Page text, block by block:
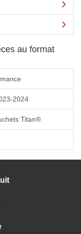
au format
2024
Titan®